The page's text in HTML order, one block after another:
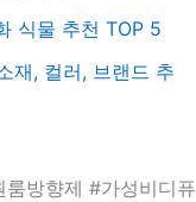
식물 추천 TOP 5
재, 컬러, 브랜드 추
방향제 #가성비디퓨